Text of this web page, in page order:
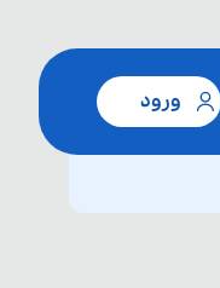
ورود